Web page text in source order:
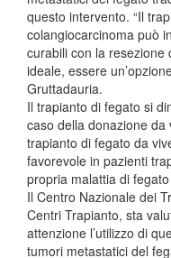
questo intervento. “Il
colangiocarcinoma può
curabili con la resezione
ideale, essere
Gruttadauria.
Il trapianto di fegato si
caso della donazione da
trapianto di fegato da
favorevole in pazienti
propria malattia di
Il Centro Nazionale dei
Centri Trapianto, sta
attenzione l’utilizzo di
tumori metastatici del